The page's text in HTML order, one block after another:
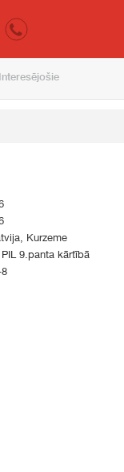
Interesējošie
Kurzeme
9.panta kārtībā
8